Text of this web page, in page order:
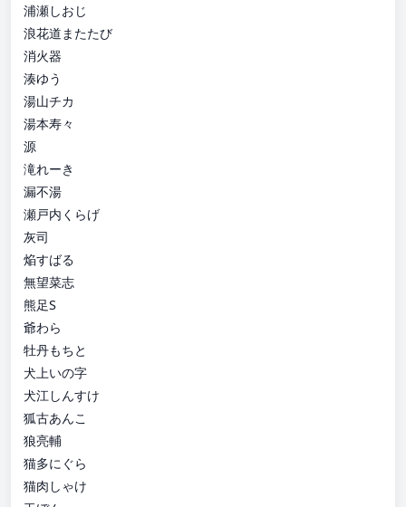
浦瀬しおじ
浪花道またたび
消火器
湊ゆう
湯山チカ
湯本寿々
源
滝れーき
漏不湯
瀬戸内くらげ
灰司
焔すばる
無望菜志
熊足S
爺わら
牡丹もちと
犬上いの字
犬江しんすけ
狐古あんこ
狼亮輔
猫多にぐら
猫肉しゃけ